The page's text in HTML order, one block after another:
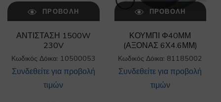
ΠΡΟΒΟΛΉ
ΑΝΤΙΣΤΑΣΗ 1500W
230V
Κωδικός Δόικα: 10500053
Συνδεθείτε για προβολή
τιμών
ΠΡΟΒΟΛΉ
ΚΟΥΜΠΙ Φ40ΜΜ
(ΑΞΟΝΑΣ 6Χ4.6ΜΜ)
Κωδικός Δόικα: 81185002
Συνδεθείτε για προβολή
τιμών